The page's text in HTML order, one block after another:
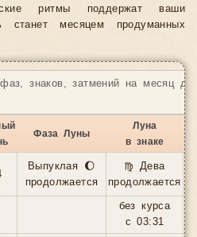
ритмы поддержат ваши
станет месяцем продуманных
знаков, затмений на месяц
Фаза Луны
Луна
в знаке
Выпуклая 🌔
продолжается
♍ Дева
продолжается
без курса
с 03:31